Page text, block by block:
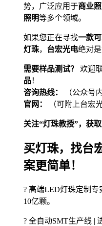
势，广泛应用于商业
照明等多个领域。
如果您正在寻找一款
灯珠， 台宏光电绝对是
需要样品测试？ 欢迎
品！
咨询热线：
（公众号
官网：
（可附上台宏
关注“灯珠教授”，获
买灯珠，找台
案更简单！
? 高端LED灯珠定制专
10亿颗。
? 全自动SMT生产线 |